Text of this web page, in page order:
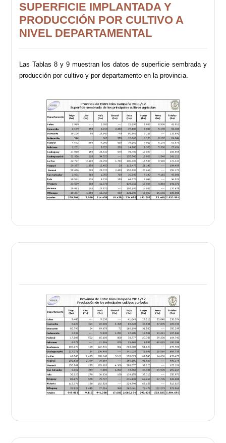
SUPERFICIE IMPLANTADA Y
PRODUCCIÓN POR CULTIVO A
NIVEL DEPARTAMENTAL
Las Tablas 8 y 9 muestran los datos de superficie sembrada y
producción por cultivo y por departamento en la provincia.